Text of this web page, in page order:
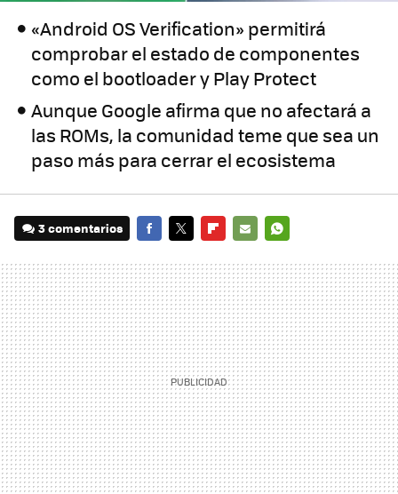
«Android OS Verification» permitirá
comprobar el estado de componentes
como el bootloader y Play Protect
Aunque Google afirma que no afectará a
las ROMs, la comunidad teme que sea un
paso más para cerrar el ecosistema
3 comentarios
MAIL